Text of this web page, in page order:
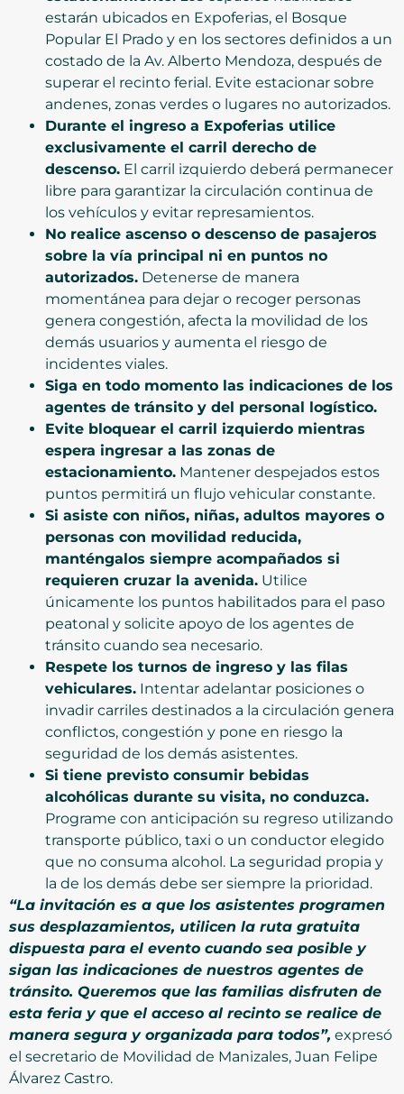
estarán ubicados en Expoferias, el Bosque
Popular El Prado y en los sectores definidos a un
costado de la Av. Alberto Mendoza, después de
superar el recinto ferial. Evite estacionar sobre
andenes, zonas verdes o lugares no autorizados.
Durante el ingreso a Expoferias utilice
exclusivamente el carril derecho de
descenso. El carril izquierdo deberá permanecer
libre para garantizar la circulación continua de
los vehículos y evitar represamientos.
No realice ascenso o descenso de pasajeros
sobre la vía principal ni en puntos no
autorizados. Detenerse de manera
momentánea para dejar o recoger personas
genera congestión, afecta la movilidad de los
demás usuarios y aumenta el riesgo de
incidentes viales.
Siga en todo momento las indicaciones de los
agentes de tránsito y del personal logístico.
Evite bloquear el carril izquierdo mientras
espera ingresar a las zonas de
estacionamiento. Mantener despejados estos
puntos permitirá un flujo vehicular constante.
Si asiste con niños, niñas, adultos mayores o
personas con movilidad reducida,
manténgalos siempre acompañados si
requieren cruzar la avenida. Utilice
únicamente los puntos habilitados para el paso
peatonal y solicite apoyo de los agentes de
tránsito cuando sea necesario.
Respete los turnos de ingreso y las filas
vehiculares. Intentar adelantar posiciones o
invadir carriles destinados a la circulación genera
conflictos, congestión y pone en riesgo la
seguridad de los demás asistentes.
Si tiene previsto consumir bebidas
alcohólicas durante su visita, no conduzca.
Programe con anticipación su regreso utilizando
transporte público, taxi o un conductor elegido
que no consuma alcohol. La seguridad propia y
la de los demás debe ser siempre la prioridad.
“La invitación es a que los asistentes programen
sus desplazamientos, utilicen la ruta gratuita
dispuesta para el evento cuando sea posible y
sigan las indicaciones de nuestros agentes de
tránsito. Queremos que las familias disfruten de
esta feria y que el acceso al recinto se realice de
manera segura y organizada para todos”, expresó
el secretario de Movilidad de Manizales, Juan Felipe
Álvarez Castro.